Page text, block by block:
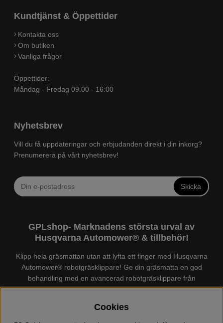
Kundtjänst & Öppettider
Kontakta oss
Om butiken
Vanliga frågor
Öppettider:
Måndag - Fredag 09.00 - 16:00
Nyhetsbrev
Vill du få uppdateringar och erbjudanden direkt i din inkorg?
Prenumerera på vårt nyhetsbrev!
Skicka
GPLshop- Marknadens största urval av
Husqvarna Automower® & tillbehör!
Klipp hela gräsmattan utan att lyfta ett finger med Husqvarna
Automower® robotgräsklippare! Ge din gräsmatta en god
behandling med en avancerad robotgräsklippare från
Husqvarna. Det finns enHusqvarna Automower®för just din
marknadens största urval av tillbehör och reservdelar till
Cookies